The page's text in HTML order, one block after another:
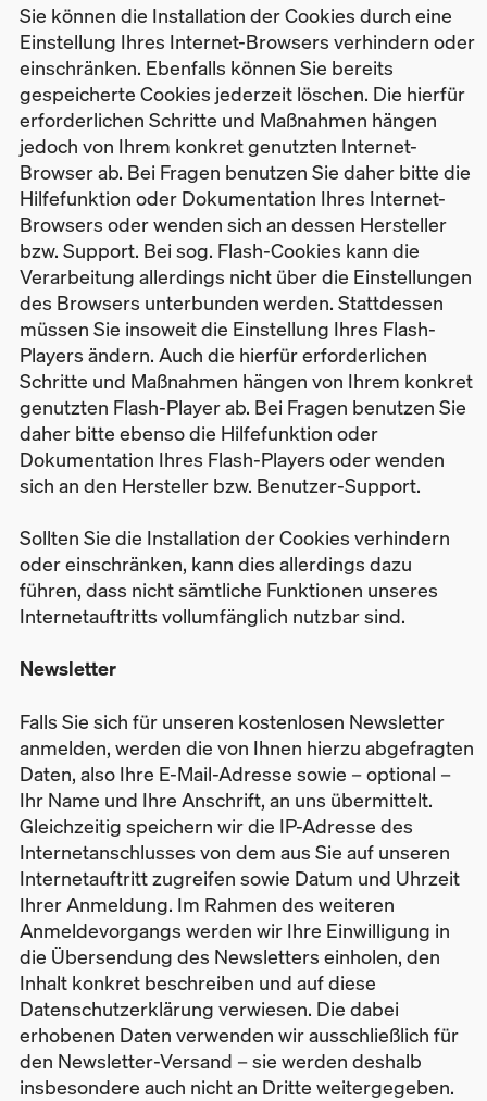
Sie können die Installation der Cookies durch eine
Einstellung Ihres Internet-Browsers verhindern oder
einschränken. Ebenfalls können Sie bereits
gespeicherte Cookies jederzeit löschen. Die hierfür
erforderlichen Schritte und Maßnahmen hängen
jedoch von Ihrem konkret genutzten Internet-
Browser ab. Bei Fragen benutzen Sie daher bitte die
Hilfefunktion oder Dokumentation Ihres Internet-
Browsers oder wenden sich an dessen Hersteller
bzw. Support. Bei sog. Flash-Cookies kann die
Verarbeitung allerdings nicht über die Einstellungen
des Browsers unterbunden werden. Stattdessen
müssen Sie insoweit die Einstellung Ihres Flash-
Players ändern. Auch die hierfür erforderlichen
Schritte und Maßnahmen hängen von Ihrem konkret
genutzten Flash-Player ab. Bei Fragen benutzen Sie
daher bitte ebenso die Hilfefunktion oder
Dokumentation Ihres Flash-Players oder wenden
sich an den Hersteller bzw. Benutzer-Support.
Sollten Sie die Installation der Cookies verhindern
oder einschränken, kann dies allerdings dazu
führen, dass nicht sämtliche Funktionen unseres
Internetauftritts vollumfänglich nutzbar sind.
Newsletter
Falls Sie sich für unseren kostenlosen Newsletter
anmelden, werden die von Ihnen hierzu abgefragten
Daten, also Ihre E-Mail-Adresse sowie – optional –
Ihr Name und Ihre Anschrift, an uns übermittelt.
Gleichzeitig speichern wir die IP-Adresse des
Internetanschlusses von dem aus Sie auf unseren
Internetauftritt zugreifen sowie Datum und Uhrzeit
Ihrer Anmeldung. Im Rahmen des weiteren
Anmeldevorgangs werden wir Ihre Einwilligung in
die Übersendung des Newsletters einholen, den
Inhalt konkret beschreiben und auf diese
Datenschutzerklärung verwiesen. Die dabei
erhobenen Daten verwenden wir ausschließlich für
den Newsletter-Versand – sie werden deshalb
insbesondere auch nicht an Dritte weitergegeben.